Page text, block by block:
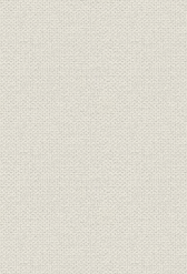
第1節 北米市
第2節 欧州事
第3節 アジア
第4節 中国地
第5節 中南米
第6節 国内市